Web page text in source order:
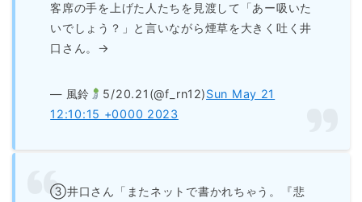
客席の手を上げた人たちを見渡して「あー吸いた
いでしょう？」と言いながら煙草を大きく吐く井
口さん。→
— 風鈴 5/20.21(@f_rn12)Sun May 21
12:10:15 +0000 2023
③井口さん「またネットで書かれちゃう。『悲